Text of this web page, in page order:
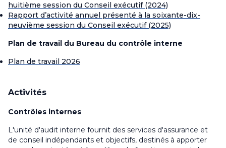
huitième session du Conseil exécutif (2024)
Rapport d’activité annuel présenté à la soixante-dix-
neuvième session du Conseil exécutif (2025)
Plan de travail du Bureau du contrôle interne
Plan de travail 2026
Activités
Contrôles internes
L'unité d'audit interne fournit des services d'assurance et
de conseil indépendants et objectifs, destinés à apporter